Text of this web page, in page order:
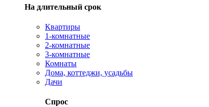
На длительный срок
Квартиры
1-комнатные
2-комнатные
3-комнатные
Комнаты
Дома, коттеджи, усадьбы
Дачи
Спрос